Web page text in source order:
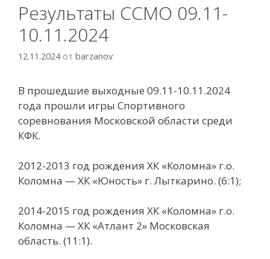
Результаты ССМО 09.11-
10.11.2024
12.11.2024 от barzanov
В прошедшие выходные 09.11-10.11.2024
года прошли игры Спортивного
соревнования Московской области среди
КФК.
2012-2013 год рождения ХК «Коломна» г.о.
Коломна — ХК «Юность» г. Лыткарино. (6:1);
2014-2015 год рождения ХК «Коломна» г.о.
Коломна — ХК «Атлант 2» Московская
область. (11:1).